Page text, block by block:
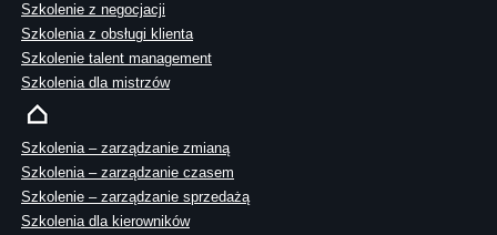
Szkolenie z negocjacji
Szkolenia z obsługi klienta
Szkolenie talent management
Szkolenia dla mistrzów
Szkolenia – zarządzanie zmianą
Szkolenia – zarządzanie czasem
Szkolenie – zarządzanie sprzedażą
Szkolenia dla kierowników